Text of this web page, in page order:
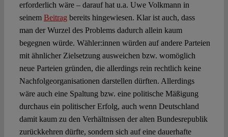
erforderlich wäre – darauf hat u.a. Uwe Volkmann in
seinem Beitrag bereits hingewiesen. Klar ist auch, dass
man der Wurzel des Problems dadurch allein kaum
begegnen würde. Wähler:innen würden auf andere Parteien
mit ähnlicher Zielsetzung ausweichen bzw. womöglich
neue Parteien gründen, die allerdings rein rechtlich keine
Nachfolgeorganisationen darstellen dürften. Allerdings
wäre auch eine Spaltung bzw. eine politische Mäßigung
durchaus ein politischer Erfolg, auch wenn Deutschland
damit kaum zu den Verhältnissen der alten Bundesrepublik
zurückkehren dürfte, sondern sich auf eine dauerhafte